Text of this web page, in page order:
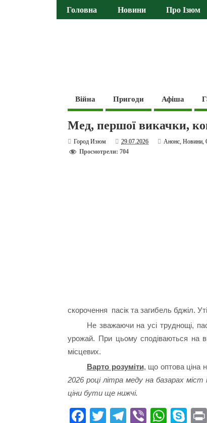
Головна Новини Про Ізюм
Війна Пригоди Афіша
Мед, першої викачки,
Город Изюм 29.07.2026 Анонс,Новини,
Просмотрели: 704
скорочення пасік та загибель бджіл.
Не зважаючи на усі труднощі,
урожай. При цьому сподіваються на
місцевих.
Варто розуміти, що оптова ціна
2026 році літра меду на базарах
ціни бути ще нижчі.
Fa T
Te Vi
W
S